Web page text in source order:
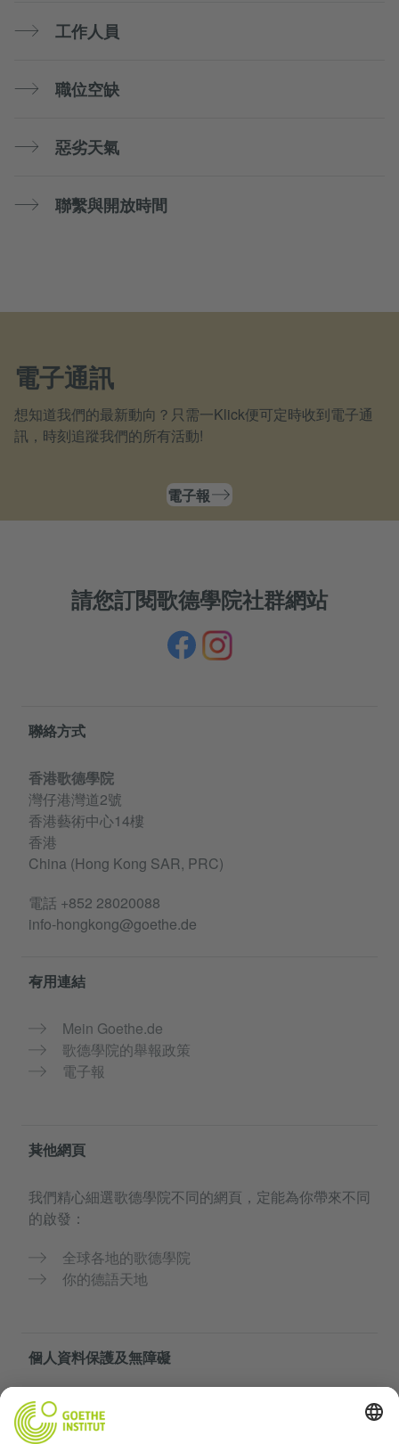
工作人員
職位空缺
惡劣天氣
聯繫與開放時間
電子通訊
想知道我們的最新動向？只需一Klick便可定時收到電子通
訊，時刻追蹤我們的所有活動!
電子報
請您訂閱歌德學院社群網站
Information and services
聯絡方式
香港歌德學院
灣仔港灣道2號
香港藝術中心14樓
香港
China (Hong Kong SAR, PRC)
電話 +852 28020088
info-hongkong@goethe.de
有用連結
Mein Goethe.de
歌德學院的舉報政策
電子報
其他網頁
我們精心細選歌德學院不同的網頁，定能為你帶來不同
的啟發：
全球各地的歌德學院
你的德語天地
個人資料保護及無障礙
本網頁竭力為各方人士提供服務。所有個人數據之搜集
及使用均依據本學院的個人資料保護政策。